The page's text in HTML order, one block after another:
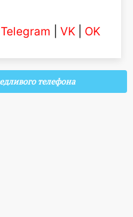
Telegram VK OK
телефона